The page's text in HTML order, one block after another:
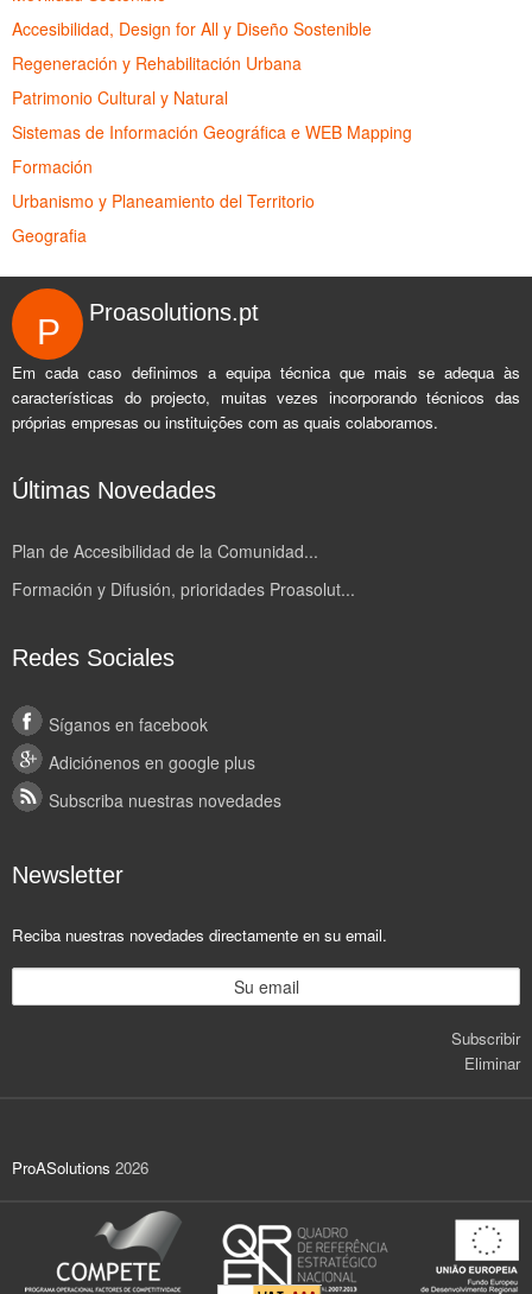
Accesibilidad, Design for All y Diseño Sostenible
Regeneración y Rehabilitación Urbana
Patrimonio Cultural y Natural
Sistemas de Información Geográfica e WEB Mapping
Formación
Urbanismo y Planeamiento del Territorio
Geografia
P Proasolutions.pt
Em cada caso definimos a equipa técnica que mais se adequa às
características do projecto, muitas vezes incorporando técnicos das
próprias empresas ou instituições com as quais colaboramos.
Últimas Novedades
Plan de Accesibilidad de la Comunidad...
Formación y Difusión, prioridades Proasolut...
Redes Sociales
Síganos en facebook
Adiciónenos en google plus
Subscriba nuestras novedades
Newsletter
Reciba nuestras novedades directamente en su email.
Subscribir
Eliminar
ProASolutions 2026